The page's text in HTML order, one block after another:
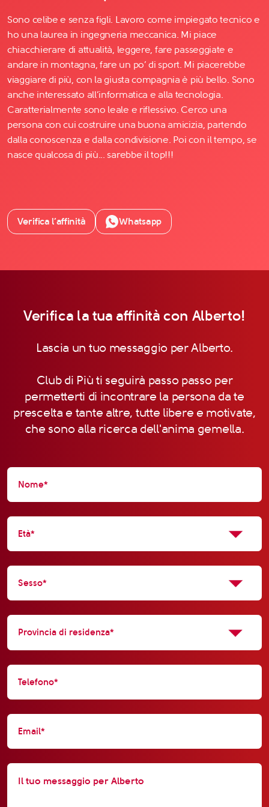
Sono celibe e senza figli. Lavoro come impiegato tecnico e
ho una laurea in ingegneria meccanica. Mi piace
chiacchierare di attualità, leggere, fare passeggiate e
andare in montagna, fare un po’ di sport. Mi piacerebbe
viaggiare di più, con la giusta compagnia è più bello. Sono
anche interessato all’informatica e alla tecnologia.
Caratterialmente sono leale e riflessivo. Cerco una
persona con cui costruire una buona amicizia, partendo
dalla conoscenza e dalla condivisione. Poi con il tempo, se
nasce qualcosa di più... sarebbe il top!!!
Verifica l’affinità Whatsapp
Verifica la tua affinità con Alberto!
Lascia un tuo messaggio per Alberto.
Club di Più ti seguirà passo passo per
permetterti di incontrare la persona da te
prescelta e tante altre, tutte libere e motivate,
che sono alla ricerca dell'anima gemella.